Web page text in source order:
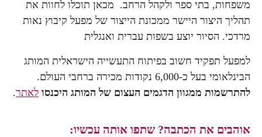
משפחות, בתי ספר ולקהל הרחב. מכאן תוכלו לחוות את
תהליך היצור היישר ממכונת הייצור של מפעל קיבוץ נאות
מרדכי. הסיור יוצע בשפות עברית ואנגלית
למפעל תפקיד חשוב בפיתוח התעשייה הישראלית המותג
הבינלאומי בעל כ-6,000 נקודות מכירה ברחבי העולם.
להתרשמות ממגוון הדגמים העצום של המותג היכנסו לאתר.
אוהבים את הכתבה? שתפו אותה עכשיו: